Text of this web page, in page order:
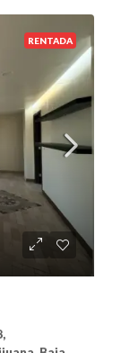
RENTADA